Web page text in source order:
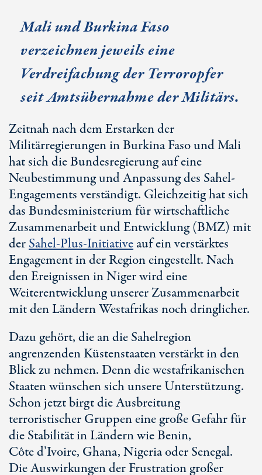
Mali undBurkina Faso
verzeichnen jeweils eine
Verdreifachung der Terroropfer
seit Amtsübernahme der Militärs.
Zeitnah nach dem Erstarken der
Militärregierungen inBurkina Fasound Mali
hat sich die Bundesregierung auf eine
Neubestimmung und Anpassung des Sahel-
Engagements verständigt. Gleichzeitig hat sich
das Bundesministerium für wirtschaftliche
Zusammenarbeit und Entwicklung (BMZ) mit
derSahel-Plus-Initiativeauf ein verstärktes
Engagement in der Region eingestellt. Nach
den Ereignissen in Niger wird eine
Weiterentwicklung unserer Zusammenarbeit
mit den Ländern Westafrikas noch dringlicher.
Dazu gehört, die an die Sahelregion
angrenzenden Küstenstaaten verstärkt in den
Blick zu nehmen. Denn die westafrikanischen
Staaten wünschen sich unsere Unterstützung.
Schon jetzt birgt die Ausbreitung
terroristischer Gruppen eine große Gefahr für
die Stabilität in Ländern wie Benin,
Côte d’Ivoire, Ghana, Nigeria oder Senegal.
Die Auswirkungen der Frustration großer